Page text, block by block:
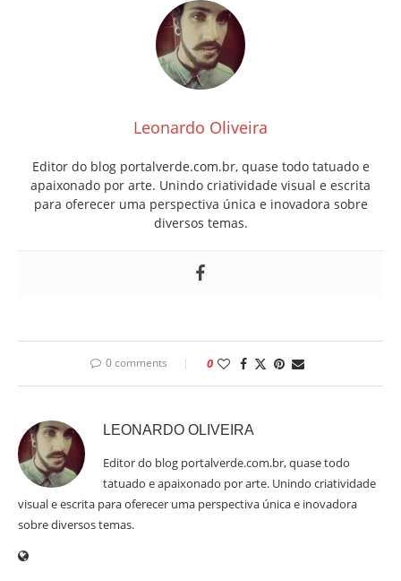
Leonardo Oliveira
Editor do blog portalverde.com.br, quase todo tatuado e
apaixonado por arte. Unindo criatividade visual e escrita
para oferecer uma perspectiva única e inovadora sobre
diversos temas.
0 comments 0
LEONARDO OLIVEIRA
Editor do blog portalverde.com.br, quase todo
tatuado e apaixonado por arte. Unindo criatividade
visual e escrita para oferecer uma perspectiva única e inovadora
sobre diversos temas.